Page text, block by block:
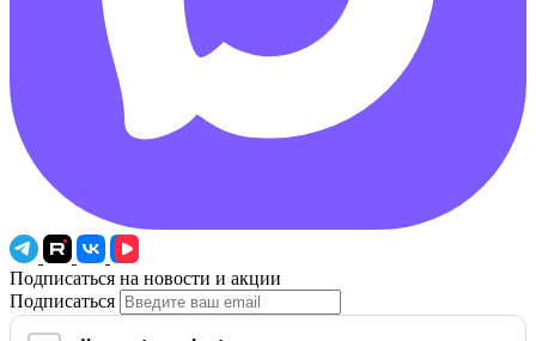
Подписаться на новости и акции
Подписаться